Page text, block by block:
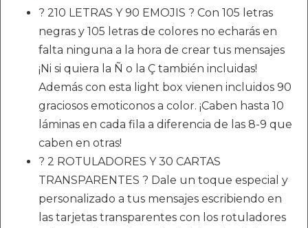
? 210 LETRAS Y 90 EMOJIS ? Con 105 letras
negras y 105 letras de colores no echarás en
falta ninguna a la hora de crear tus mensajes
¡Ni si quiera la Ñ o la Ç también incluidas!
Además con esta light box vienen incluidos 90
graciosos emoticonos a color. ¡Caben hasta 10
láminas en cada fila a diferencia de las 8-9 que
caben en otras!
? 2 ROTULADORES Y 30 CARTAS
TRANSPARENTES ? Dale un toque especial y
personalizado a tus mensajes escribiendo en
las tarjetas transparentes con los rotuladores